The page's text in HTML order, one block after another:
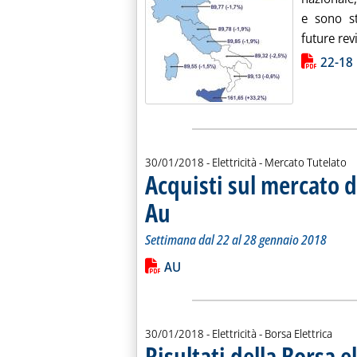
e sono
future
Lista allegati PDF alla notizia
22-18
30/01/2018 - Elettricità - Mercato Tutelato
Acquisti sul mercato
Au . Sottotitolo: Settimana dal 22 al 28 gennaio 2018
. Pubblicata martedì 30 gennaio 2018 alle 9.1.
Settimana dal 22 al 28 gennaio 2018
Leggi tutta la notizia: 'Acquisti sul
Lista allegati PDF alla notizia
AU
30/01/2018 - Elettricità - Borsa Elettrica